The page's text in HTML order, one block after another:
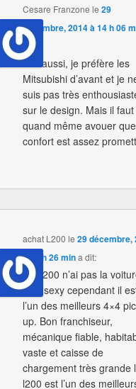
Cesare Franzone le29
décembre, 2014 à 14 h 06
dit:
Moi aussi, je préfère les
Mitsubishi d’avant et je
suis pas très
sur le design. Mais il faut
quand même avouer
confort est assez
achat L200 le29 décembre,
à 16 h 26 mina dit:
Le L200 n’ai pas la
plus sexy cependant il
l’un des meilleurs 4×4
up. Bon franchiseur,
mécanique fiable,
vaste et caisse de
chargement très grande
l200 est l’un des